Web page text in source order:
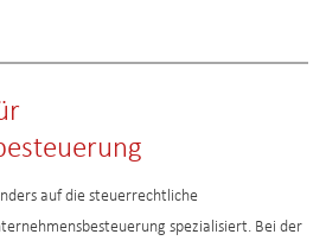
auf die steuerrechtliche
spezialisiert. Bei der